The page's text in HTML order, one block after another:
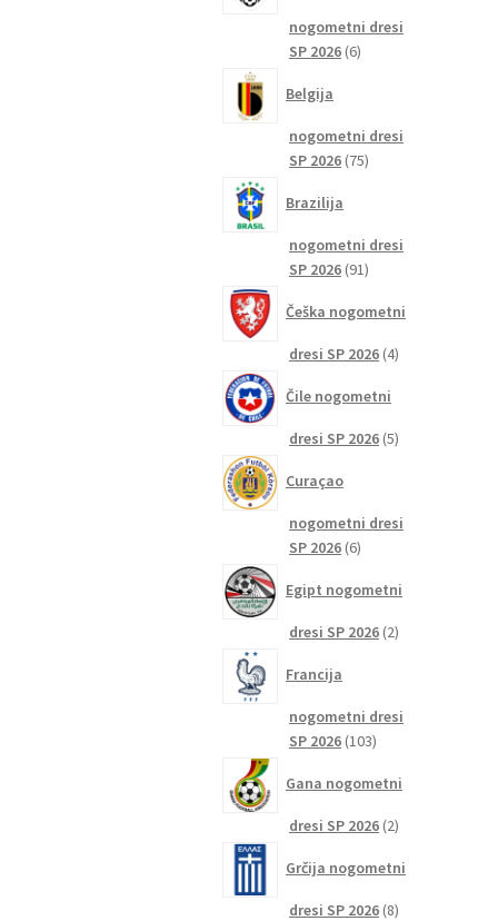
nogometni dresi
SP 2026 66
Belgija
nogometni dresi
SP 2026 7575
Brazilija
nogometni dresi
SP 2026 9191
Češka nogometni
dresi SP 2026 44
Čile nogometni
dresi SP 2026 55
Curaçao
nogometni dresi
SP 2026 66
Egipt nogometni
dresi SP 2026 22
Francija
nogometni dresi
SP 2026 103103
Gana nogometni
dresi SP 2026 22
Grčija nogometni
dresi SP 2026 88